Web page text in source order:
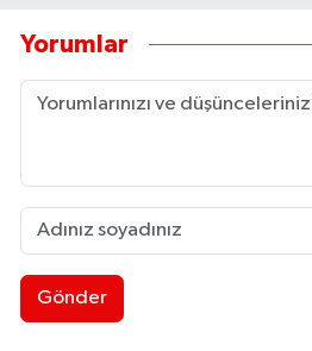
Yorumlar
Gönder